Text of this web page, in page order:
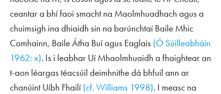
ceantar a bhí faoi smacht na Maolmhuadhach agus a
chuimsigh ina dhiaidh sin na barúnchtaí Baile Mhic
Comhainn, Baile Átha Buí agus Eaglais (Ó Súilleabháin
1962: x). Is i leabhar Uí Mhaolmhuaidh a fhaightear an
t-aon léargas téacsúil deimhnithe dá bhfuil ann ar
chanúint Uíbh Fhailí (cf. Williams 1998). I measc na